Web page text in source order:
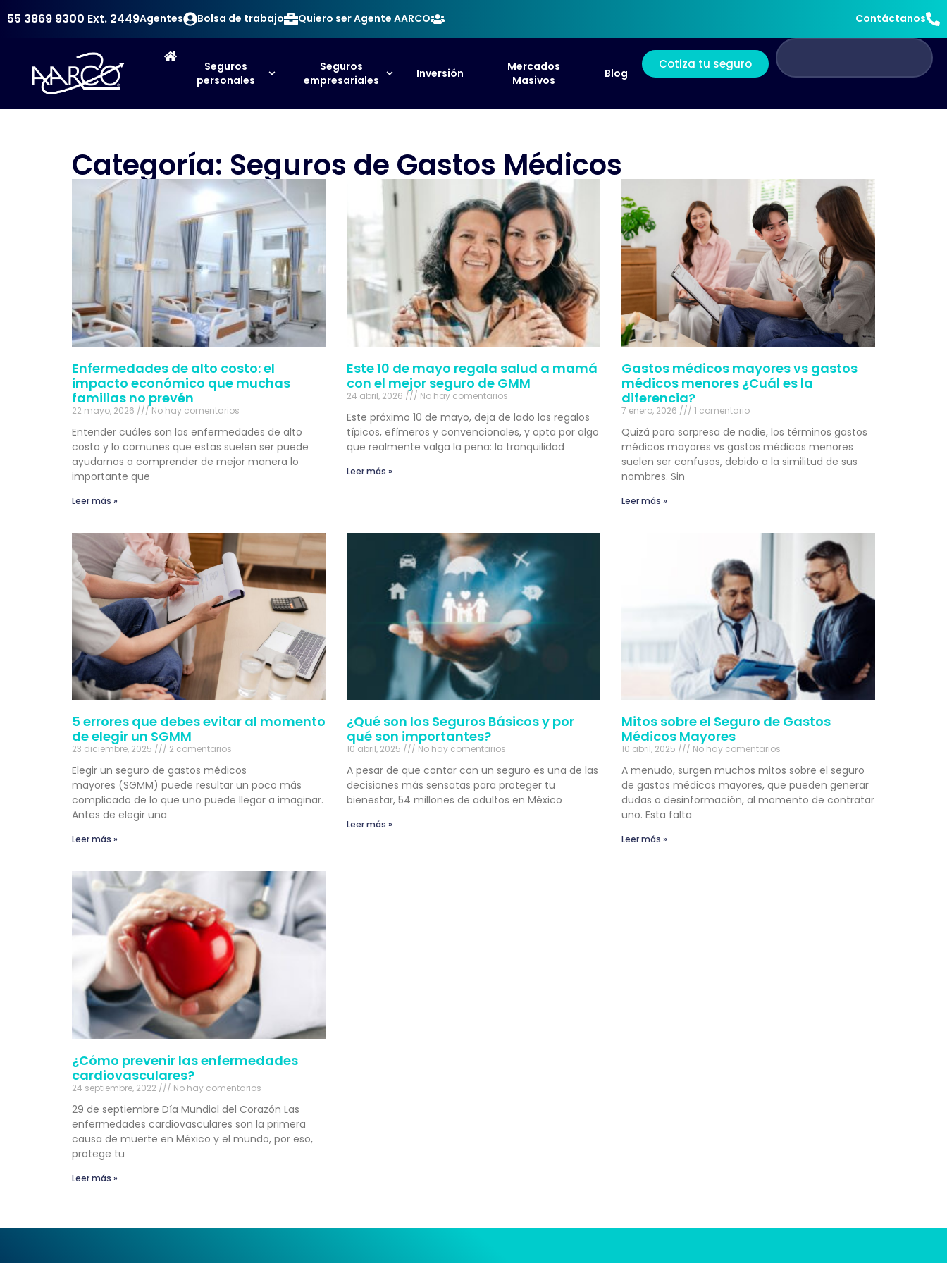
55 3869 9300 Ext. 2449Agentes Bolsa de trabajo Quiero ser Agente AARCO Contáctanos
Cotiza tu seguro
Seguros
personales
Seguros
empresariales
Inversión
Mercados
Masivos
Blog
Categoría: Seguros de Gastos Médicos
Enfermedades de alto costo: el
impacto económico que muchas
familias no prevén
22 mayo, 2026 No hay comentarios
Entender cuáles son las enfermedades de alto
costo y lo comunes que estas suelen ser puede
ayudarnos a comprender de mejor manera lo
importante que
Leer más »
Este 10 de mayo regala salud a mamá
con el mejor seguro de GMM
24 abril, 2026 No hay comentarios
Este próximo 10 de mayo, deja de lado los regalos
típicos, efímeros y convencionales, y opta por algo
que realmente valga la pena: la tranquilidad
Leer más »
Gastos médicos mayores vs gastos
médicos menores ¿Cuál es la
diferencia?
7 enero, 2026 1 comentario
Quizá para sorpresa de nadie, los términos gastos
médicos mayores vs gastos médicos menores
suelen ser confusos, debido a la similitud de sus
nombres. Sin
Leer más »
5 errores que debes evitar al momento
de elegir un SGMM
23 diciembre, 2025 2 comentarios
Elegir un seguro de gastos médicos
mayores (SGMM) puede resultar un poco más
complicado de lo que uno puede llegar a imaginar.
Antes de elegir una
Leer más »
¿Qué son los Seguros Básicos y por
qué son importantes?
10 abril, 2025 No hay comentarios
A pesar de que contar con un seguro es una de las
decisiones más sensatas para proteger tu
bienestar, 54 millones de adultos en México
Leer más »
Mitos sobre el Seguro de Gastos
Médicos Mayores
10 abril, 2025 No hay comentarios
A menudo, surgen muchos mitos sobre el seguro
de gastos médicos mayores, que pueden generar
dudas o desinformación, al momento de contratar
uno. Esta falta
Leer más »
¿Cómo prevenir las enfermedades
cardiovasculares?
24 septiembre, 2022 No hay comentarios
29 de septiembre Día Mundial del Corazón Las
enfermedades cardiovasculares son la primera
causa de muerte en México y el mundo, por eso,
protege tu
Leer más »